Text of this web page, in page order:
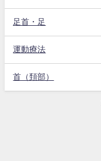
足首・足
運動療法
首（頚部）